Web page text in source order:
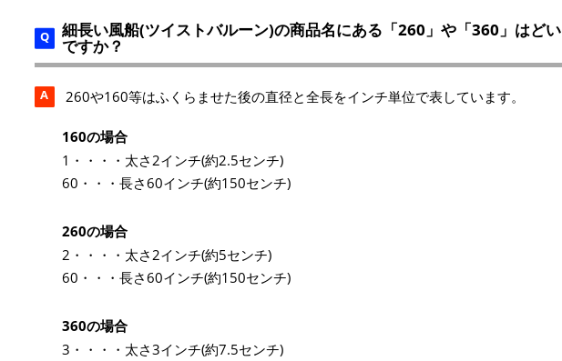
細長い風船(ツイストバルーン)の商品名にある「260」や「360」はど
ですか？
A 260や160等はふくらませた後の直径と全長をインチ単位で表しています。
160の場合
1・・・・太さ2インチ(約2.5センチ)
60・・・長さ60インチ(約150センチ)
260の場合
2・・・・太さ2インチ(約5センチ)
60・・・長さ60インチ(約150センチ)
360の場合
3・・・・太さ3インチ(約7.5センチ)